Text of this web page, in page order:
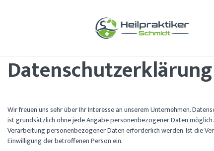
Datenschutzerklärung
Wir freuen uns sehr über Ihr Interesse an unserem Unternehmen.
ist grundsätzlich ohne jede Angabe personenbezogener Daten
Verarbeitung personenbezogener Daten erforderlich werden. Ist die
Einwilligung der betroffenen Person ein.